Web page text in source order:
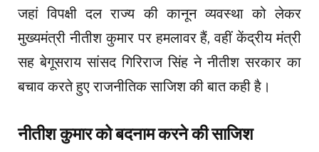
जहां विपक्षी दल राज्य की कानून व्यवस्था को लेकर
मुख्यमंत्री नीतीश कुमार पर हमलावर हैं, वहीं केंद्रीय मंत्री
सह बेगूसराय सांसद गिरिराज सिंह ने नीतीश सरकार का
बचाव करते हुए राजनीतिक साजिश की बात कही है।
नीतीश कुमार को बदनाम करने की साजिश